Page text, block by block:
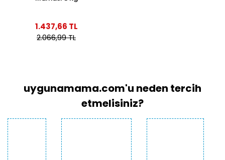
1.437,66 TL
2.066,99 TL
uygunamama.com'u neden tercih
etmelisiniz?